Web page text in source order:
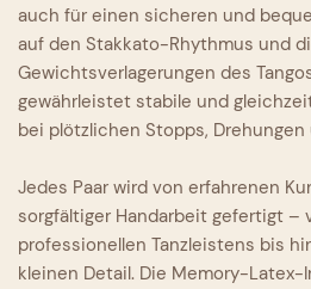
auch für einen sicheren und
auf den Stakkato-Rhythmus und
Gewichtsverlagerungen des
gewährleistet stabile und
bei plötzlichen Stopps,
Jedes Paar wird von erfahrenen
sorgfältiger Handarbeit gefertigt –
professionellen Tanzleistens bis
kleinen Detail. Die Memory-